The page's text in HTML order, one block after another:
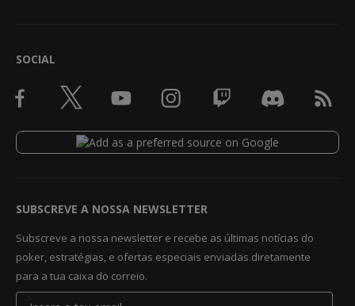
SOCIAL
SUBSCREVE A NOSSA NEWSLETTER
Subscreve a nossa newsletter e recebe as últimas notícias do
poker, estratégias, e ofertas especiais enviadas diretamente
para a tua caixa do correio.